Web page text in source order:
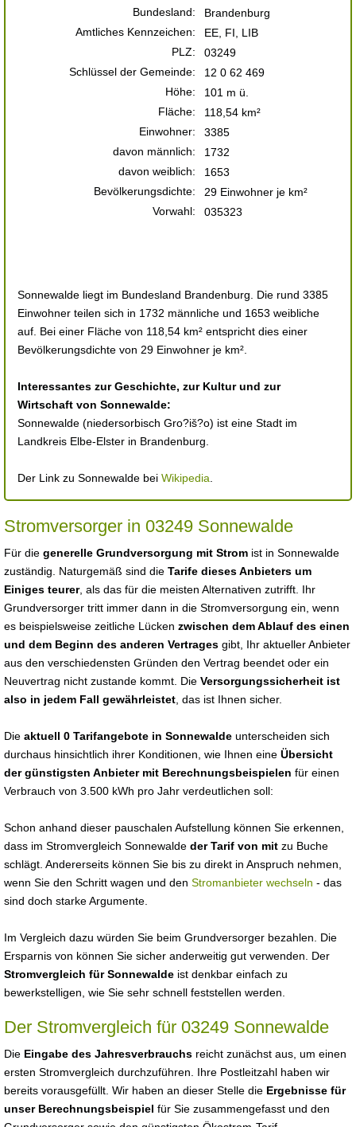
Bundesland:
Brandenburg
Amtliches Kennzeichen:
EE, FI, LIB
PLZ:
03249
Schlüssel der Gemeinde:
12 0 62 469
Höhe:
101 m ü.
Fläche:
118,54 km²
Einwohner:
3385
davon männlich:
1732
davon weiblich:
1653
Bevölkerungsdichte:
29 Einwohner je km²
Vorwahl:
035323
Sonnewalde liegt im Bundesland Brandenburg. Die rund 3385
Einwohner teilen sich in 1732 männliche und 1653 weibliche
auf. Bei einer Fläche von 118,54 km² entspricht dies einer
Bevölkerungsdichte von 29 Einwohner je km².
Interessantes zur Geschichte, zur Kultur und zur
Wirtschaft von Sonnewalde:
Sonnewalde (niedersorbisch Gro?iš?o) ist eine Stadt im
Landkreis Elbe-Elster in Brandenburg.
Der Link zu Sonnewalde bei Wikipedia
Stromversorger in 03249 Sonnewalde
Für die generelle Grundversorgung mit Strom ist in Sonnewalde
zuständig. Naturgemäß sind die Tarife dieses Anbieters um
Einiges teurer, als das für die meisten Alternativen zutrifft. Ihr
Grundversorger tritt immer dann in die Stromversorgung ein, wenn
es beispielsweise zeitliche Lücken zwischen dem Ablauf des einen
und dem Beginn des anderen Vertrages gibt, Ihr aktueller Anbieter
aus den verschiedensten Gründen den Vertrag beendet oder ein
Neuvertrag nicht zustande kommt. Die Versorgungssicherheit ist
also in jedem Fall gewährleistet , das ist Ihnen sicher.
Die aktuell 0 Tarifangebote in Sonnewalde unterscheiden sich
durchaus hinsichtlich ihrer Konditionen, wie Ihnen eine Übersicht
der günstigsten Anbieter mit Berechnungsbeispielen für einen
Verbrauch von 3.500 kWh pro Jahr verdeutlichen soll:
Schon anhand dieser pauschalen Aufstellung können Sie erkennen,
dass im Stromvergleich Sonnewalde der Tarif von mit zu Buche
schlägt. Andererseits können Sie bis zu direkt in Anspruch nehmen,
wenn Sie den Schritt wagen und den Stromanbieter wechseln - das
sind doch starke Argumente.
Im Vergleich dazu würden Sie beim Grundversorger bezahlen. Die
Ersparnis von können Sie sicher anderweitig gut verwenden. Der
Stromvergleich für Sonnewalde ist denkbar einfach zu
bewerkstelligen, wie Sie sehr schnell feststellen werden.
Der Stromvergleich für 03249 Sonnewalde
Die Eingabe des Jahresverbrauchs reicht zunächst aus, um einen
ersten Stromvergleich durchzuführen. Ihre Postleitzahl haben wir
bereits vorausgefüllt. Wir haben an dieser Stelle die Ergebnisse für
unser Berechnungsbeispiel für Sie zusammengefasst und den